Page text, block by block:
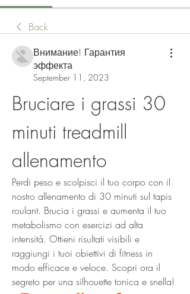
Back
Внимание! Гарантия
эффекта
September 11, 2023
Bruciare i grassi 30
minuti treadmill
allenamento
Perdi peso e scolpisci il tuo corpo con il
nostro allenamento di 30 minuti sul tapis
roulant. Brucia i grassi e aumenta il tuo
metabolismo con esercizi ad alta
intensità. Ottieni risultati visibili e
raggiungi i tuoi obiettivi di fitness in
modo efficace e veloce. Scopri ora il
segreto per una silhouette tonica e snella!